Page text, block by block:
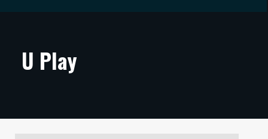
ARTIKKELIT
TECHBBS
U Play